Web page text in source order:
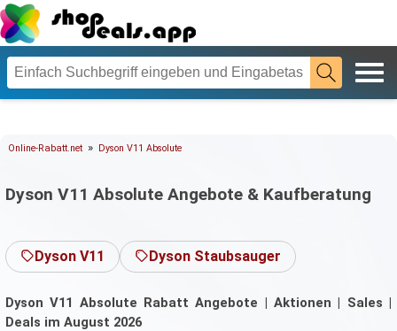
Online-Rabatt.net » Dyson V11 Absolute
Dyson V11 Absolute Angebote & Kaufberatung
Dyson V11 Dyson Staubsauger
Dyson V11 Absolute Rabatt Angebote | Aktionen | Sales |
Deals im August 2026